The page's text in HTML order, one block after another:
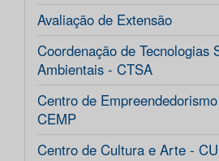
Avaliação de Extensão
Coordenação de Tecnologias
Ambientais - CTSA
Centro de
CEMP
Centro de Cultura e Arte -